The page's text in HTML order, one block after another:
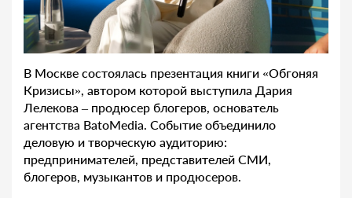
В Москве состоялась презентация книги «Обгоняя
Кризисы», автором которой выступила Дария
Лелекова – продюсер блогеров, основатель
агентства BatoMedia. Событие объединило
деловую и творческую аудиторию:
предпринимателей, представителей СМИ,
блогеров, музыкантов и продюсеров.